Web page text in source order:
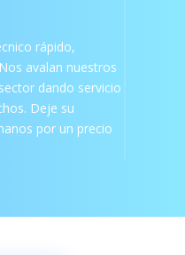
rápido,
avalan nuestros
dando servicio
Deje su
por un precio